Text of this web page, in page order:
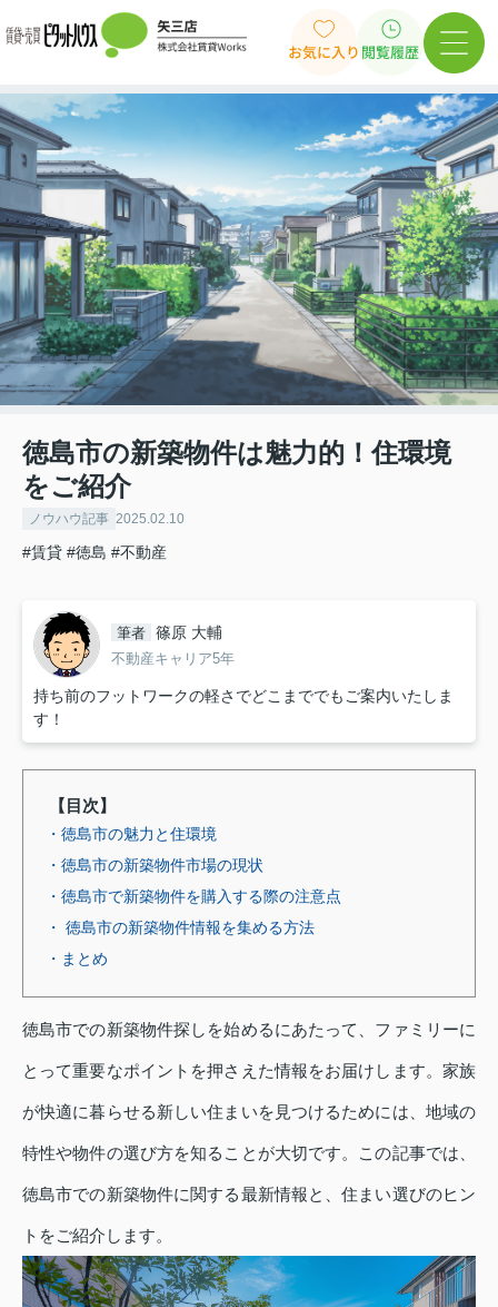
お気に入り 閲覧履歴
徳島市の新築物件は魅力的！住環境
をご紹介
ノウハウ記事 2025.02.10
#賃貸 #徳島 #不動産
筆者 篠原 大輔
不動産キャリア5年
持ち前のフットワークの軽さでどこまででもご案内いたしま
す！
【目次】
・徳島市の魅力と住環境
・徳島市の新築物件市場の現状
・徳島市で新築物件を購入する際の注意点
・ 徳島市の新築物件情報を集める方法
・まとめ
徳島市での新築物件探しを始めるにあたって、ファミリーに
とって重要なポイントを押さえた情報をお届けします。家族
が快適に暮らせる新しい住まいを見つけるためには、地域の
特性や物件の選び方を知ることが大切です。この記事では、
徳島市での新築物件に関する最新情報と、住まい選びのヒン
トをご紹介します。